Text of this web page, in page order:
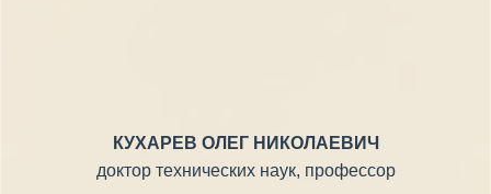
КУХАРЕВ ОЛЕГ НИКОЛАЕВИЧ
доктор технических наук, профессор